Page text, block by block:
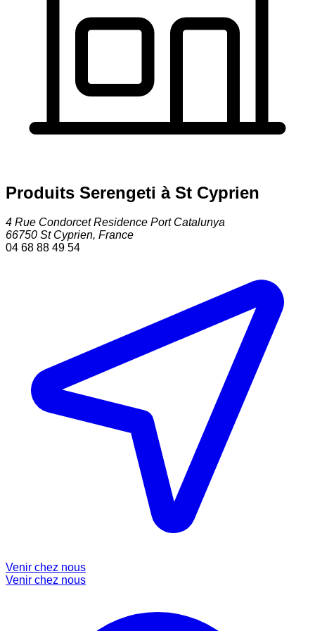
Produits Serengeti à St Cyprien
4 Rue Condorcet Residence Port Catalunya
66750 St Cyprien, France
04 68 88 49 54
Venir chez nous
Venir chez nous